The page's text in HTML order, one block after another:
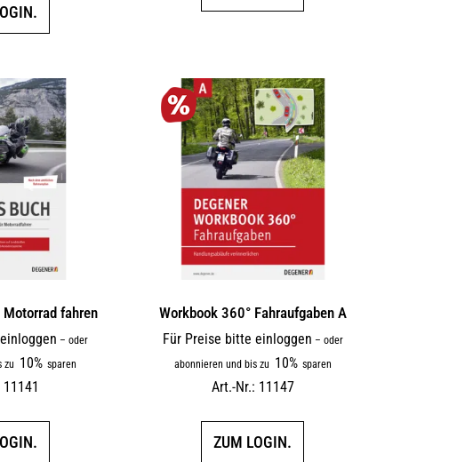
fahren
– oder
zu 10% sparen
Workbook 360° Fahraufgaben A
Für Preise bitte einloggen – oder
abonnieren und bis zu 10% sparen
Art.-Nr.: 11147
ZUM LOGIN.